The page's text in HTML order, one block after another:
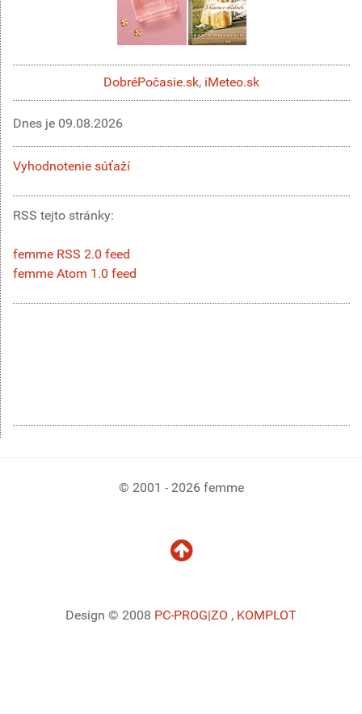
DobréPočasie.sk, iMeteo.sk
Dnes je 09.08.2026
Vyhodnotenie súťaží
RSS tejto stránky:
femme RSS 2.0 feed
femme Atom 1.0 feed
© 2001 - 2026 femme
Design © 2008 PC-PROG|ZO , KOMPLOT